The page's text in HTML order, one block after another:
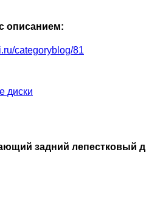
описанием:
categoryblog/81
диски
задний лепестковый